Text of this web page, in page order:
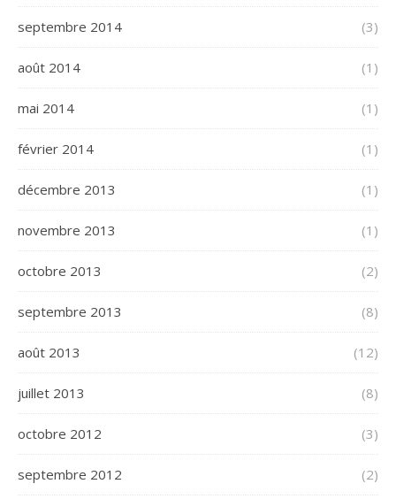
septembre 2014 (3)
août 2014 (1)
mai 2014 (1)
février 2014 (1)
décembre 2013 (1)
novembre 2013 (1)
octobre 2013 (2)
septembre 2013 (8)
août 2013 (12)
juillet 2013 (8)
octobre 2012 (3)
septembre 2012 (2)